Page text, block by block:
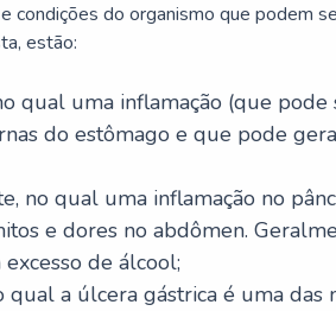
condições do organismo que podem
estão:
qual uma inflamação (que
do estômago e que pode
no qual uma inflamação no
e dores no abdômen.
de álcool;
qual a úlcera gástrica é uma das